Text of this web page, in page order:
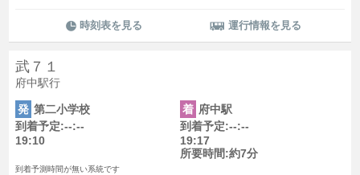
時刻表を見る 運行情報を見る
武７１
府中駅行
発 第二小学校
到着予定:--:--
19:10
着 府中駅
到着予定:--:--
19:17
所要時間:約7分
到着予測時間が無い系統です